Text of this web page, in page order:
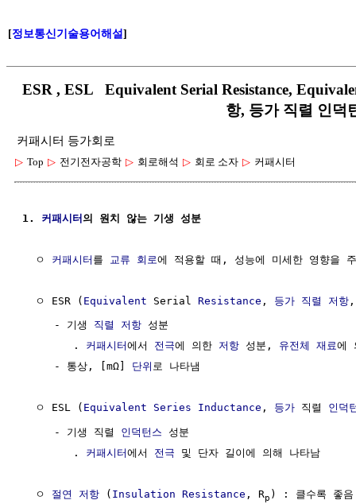
[정보통신기술용어해설]
ESR , ESL Equivalent Serial Resistance,
항, 등가 직렬 인덕
커패시터 등가회로
▷ Top ▷ 전기전자공학 ▷ 회로해석 ▷ 회로 소자 ▷ 커패시터
1. 커패시터의 원치 않는 기생 성분
  ㅇ
커패시터 를 교류 회로에 적용할 때, 성능에 미세한 영향을
  ㅇ ESR (
Equivalent Serial Resistance , 등가 직렬 저항
     - 기생
직렬 저항 성분
        .
커패시터에서 전극에 의한 저항 성분, 유전체 재료에
     - 통상, [mΩ]
단위 로 나타냄
  ㅇ ESL (
Equivalent Series Inductance , 등가 직렬 인덕
     - 기생 직렬
인덕턴스 성분
        .
커패시터에서 전극 및 단자 길이에 의해 나타남
  ㅇ
절연 저항 ( Insulation Resistance , Rp ) : 클수록 좋음